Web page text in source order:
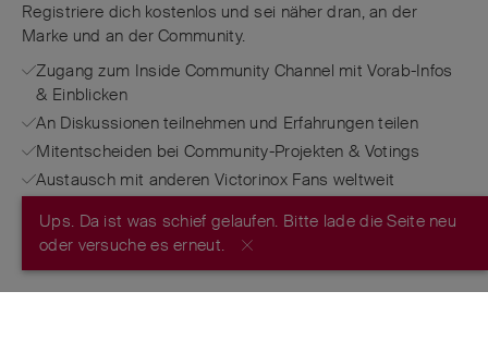
Ups. Da ist was schief gelaufen. Bitte lade die Seite neu
oder versuche es erneut.
Registriere dich kostenlos und sei näher dran, an der
Marke und an der Community.
Zugang zum Inside Community Channel mit Vorab-Infos
& Einblicken
An Diskussionen teilnehmen und Erfahrungen teilen
Mitentscheiden bei Community-Projekten & Votings
Austausch mit anderen Victorinox Fans weltweit
JETZT REGISTRIEREN